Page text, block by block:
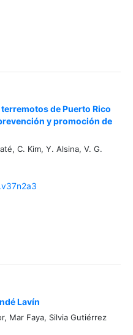
de Puerto Rico
y promoción de
C. Kim, Y. Alsina, V. G.
Lavín
Mar Faya, Silvia Gutiérrez